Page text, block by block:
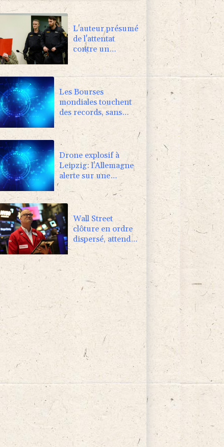
L'auteur présumé
de l'attentat
contre un
cortège syndical
à Munich face à
son verdict
Les Bourses
mondiales touchent
des records, sans
s'emballer pour
autant
Drone explosif à
Leipzig: l'Allemagne
alerte sur une
"nouvelle dimension
de menace"
Wall Street
clôture en ordre
dispersé, attend
un accord entre
Washington et
Téhéran